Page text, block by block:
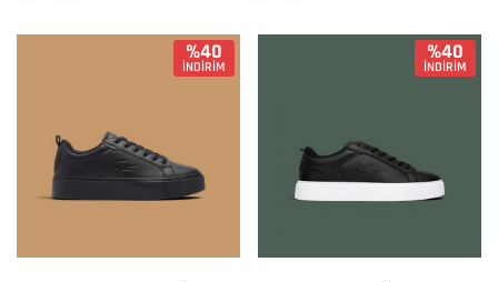
%40
İNDİRİM
%40
İNDİRİM